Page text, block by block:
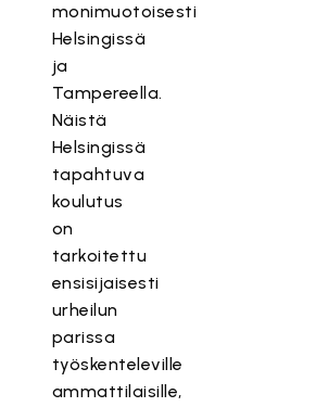
monimuotoisesti
Helsingissä
ja
Tampereella.
Näistä
Helsingissä
tapahtuva
koulutus
on
tarkoitettu
ensisijaisesti
urheilun
parissa
työskenteleville
ammattilaisille,